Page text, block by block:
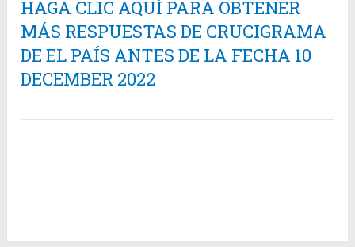
HAGA CLIC AQUÍ PARA OBTENER
MÁS RESPUESTAS DE CRUCIGRAMA
DE EL PAÍS ANTES DE LA FECHA 10
DECEMBER 2022